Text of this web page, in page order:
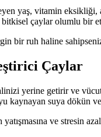
yaş, vitamin eksikliği,
çaylar olumlu bir
bir ruh haline
Çaylar
yerine getirir ve
kaynayan suya dökün
yatışmasına ve stresin